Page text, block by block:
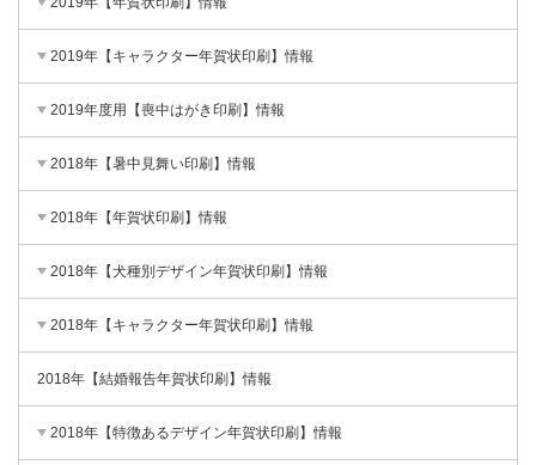
2019年【キャラクター年賀状印刷】情報
2019年度用【喪中はがき印刷】情報
2018年【暑中見舞い印刷】情報
2018年【年賀状印刷】情報
2018年【犬種別デザイン年賀状印刷】情報
2018年【キャラクター年賀状印刷】情報
2018年【結婚報告年賀状印刷】情報
2018年【特徴あるデザイン年賀状印刷】情報